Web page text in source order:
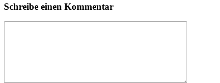
Schreibe einen Kommentar